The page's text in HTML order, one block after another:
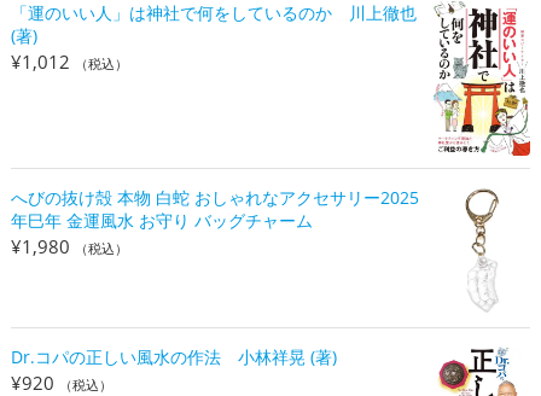
「運のいい人」は神社で何をしているのか 川上徹也
(著)
¥1,012 （税込）
へびの抜け殻 本物 白蛇 おしゃれなアクセサリー2025
年巳年 金運風水 お守り バッグチャーム
¥1,980 （税込）
Dr.コパの正しい風水の作法 小林祥晃 (著)
¥920 （税込）